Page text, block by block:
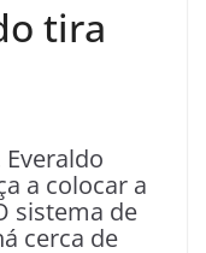
tira
a colocar a
sistema de
cerca de